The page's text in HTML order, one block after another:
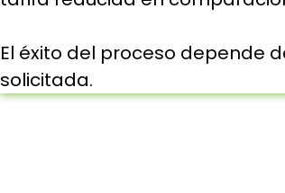
El éxito del proceso depende
solicitada.